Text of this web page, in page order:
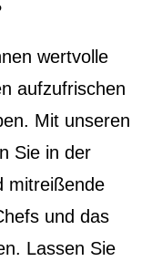
wertvolle
aufzufrischen
Mit unseren
Sie in der
mitreißende
und das
Lassen Sie